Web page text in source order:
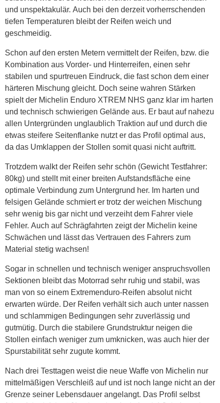
und unspektakulär. Auch bei den derzeit vorherrschenden
tiefen Temperaturen bleibt der Reifen weich und
geschmeidig.
Schon auf den ersten Metern vermittelt der Reifen, bzw. die
Kombination aus Vorder- und Hinterreifen, einen sehr
stabilen und spurtreuen Eindruck, die fast schon dem einer
härteren Mischung gleicht. Doch seine wahren Stärken
spielt der Michelin Enduro XTREM NHS ganz klar im harten
und technisch schwierigen Gelände aus. Er baut auf nahezu
allen Untergründen unglaublich Traktion auf und durch die
etwas steifere Seitenflanke nutzt er das Profil optimal aus,
da das Umklappen der Stollen somit quasi nicht auftritt.
Trotzdem walkt der Reifen sehr schön (Gewicht Testfahrer:
80kg) und stellt mit einer breiten Aufstandsfläche eine
optimale Verbindung zum Untergrund her. Im harten und
felsigen Gelände schmiert er trotz der weichen Mischung
sehr wenig bis gar nicht und verzeiht dem Fahrer viele
Fehler. Auch auf Schrägfahrten zeigt der Michelin keine
Schwächen und lässt das Vertrauen des Fahrers zum
Material stetig wachsen!
Sogar in schnellen und technisch weniger anspruchsvollen
Sektionen bleibt das Motorrad sehr ruhig und stabil, was
man von so einem Extremenduro-Reifen absolut nicht
erwarten würde. Der Reifen verhält sich auch unter nassen
und schlammigen Bedingungen sehr zuverlässig und
gutmütig. Durch die stabilere Grundstruktur neigen die
Stollen einfach weniger zum umknicken, was auch hier der
Spurstabilität sehr zugute kommt.
Nach drei Testtagen weist die neue Waffe von Michelin nur
mittelmäßigen Verschleiß auf und ist noch lange nicht an der
Grenze seiner Lebensdauer angelangt. Das Profil selbst